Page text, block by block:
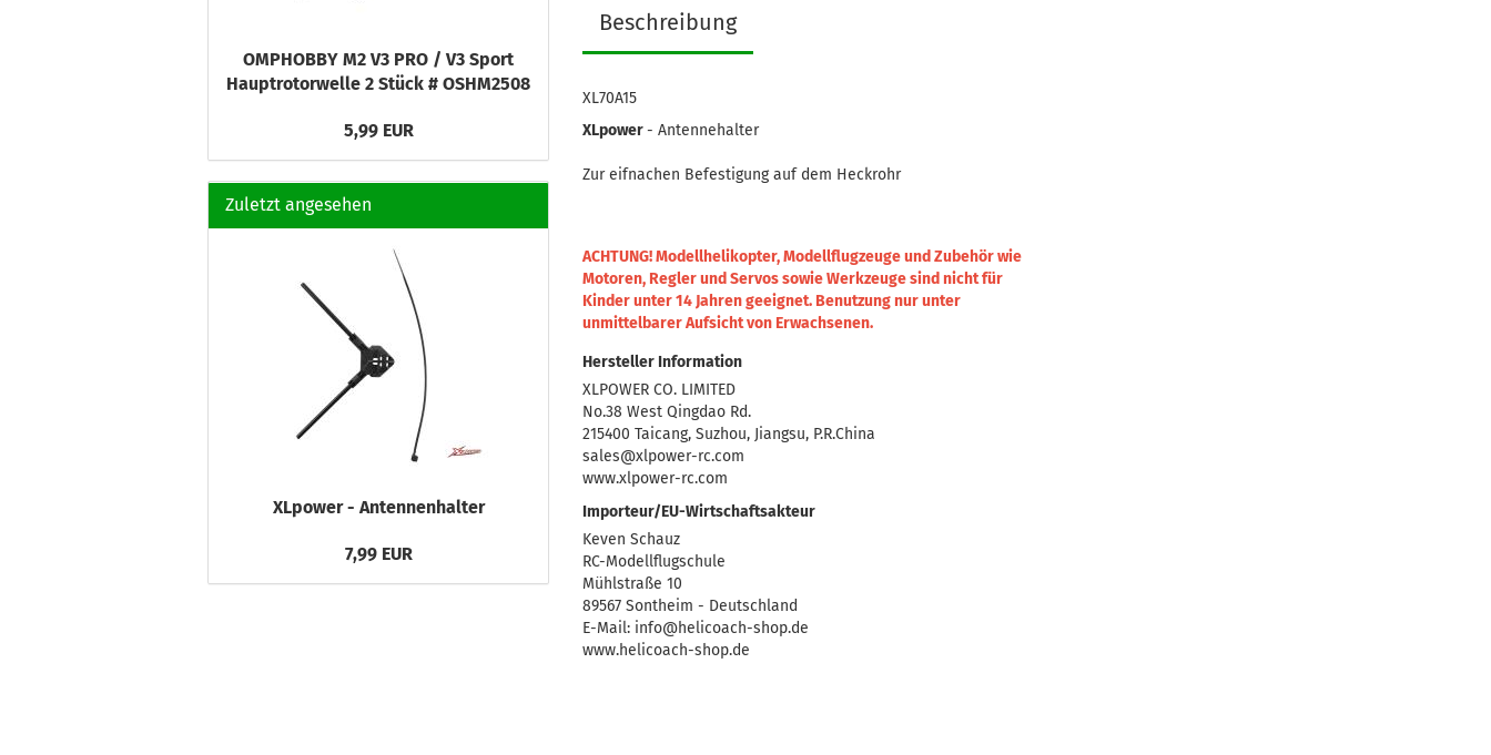
Beschreibung
XL70A15
XLpower- Antennehalter
Zur eifnachen Befestigung auf dem Heckrohr
ACHTUNG! Modellhelikopter, Modellflugzeuge und Zubehör wie
Motoren, Regler und Servos sowie Werkzeuge sind nicht für
Kinder unter 14 Jahren geeignet. Benutzung nur unter
unmittelbarer Aufsicht von Erwachsenen.
Hersteller Information
XLPOWER CO. LIMITED
No.38 West Qingdao Rd.
215400 Taicang, Suzhou, Jiangsu, P.R.China
sales@xlpower-rc.com
www.xlpower-rc.com
Importeur/EU-Wirtschaftsakteur
Keven Schauz
RC-Modellflugschule
Mühlstraße 10
89567 Sontheim - Deutschland
E-Mail: info@helicoach-shop.de
www.helicoach-shop.de
OMPHOBBY M2 V3 PRO / V3 Sport
Hauptrotorwelle 2 Stück # OSHM2508
5,99 EUR
Zuletzt angesehen
XLpower - Antennenhalter
7,99 EUR